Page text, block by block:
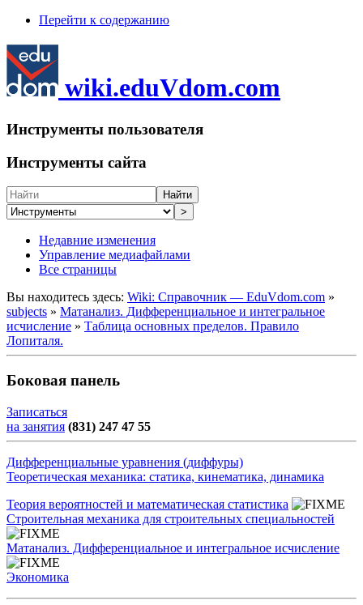
Перейти к содержанию
wiki.eduVdom.com
Инструменты пользователя
Инструменты сайта
Найти
>
Недавние изменения
Управление медиафайлами
Все страницы
Вы находитесь здесь: Wiki: Справочник — EduVdom.com »
subjects » Матанализ. Дифференциальное и интегральное
исчисление » Таблица основных пределов. Правило
Лопиталя.
Боковая панель
Записаться
на занятия (831) 247 47 55
Дифференциальные уравнения (диффуры)
Теоретическая механика: статика, кинематика, динамика
Теория вероятностей и математическая статистика
Строительная механика для строительных специальностей
Матанализ. Дифференциальное и интегральное исчисление
Экономика